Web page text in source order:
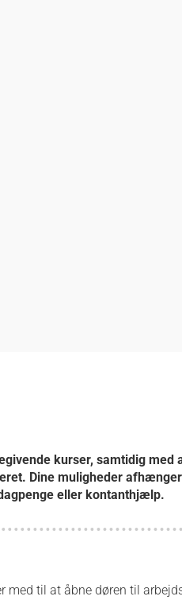
kurser, samtidig med
Dine muligheder
eller kontanthjælp.
med til at åbne døren til